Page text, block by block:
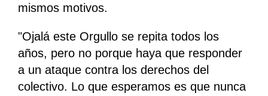
mismos motivos.
"Ojalá este Orgullo se repita todos los
años, pero no porque haya que responder
a un ataque contra los derechos del
colectivo. Lo que esperamos es que nunca